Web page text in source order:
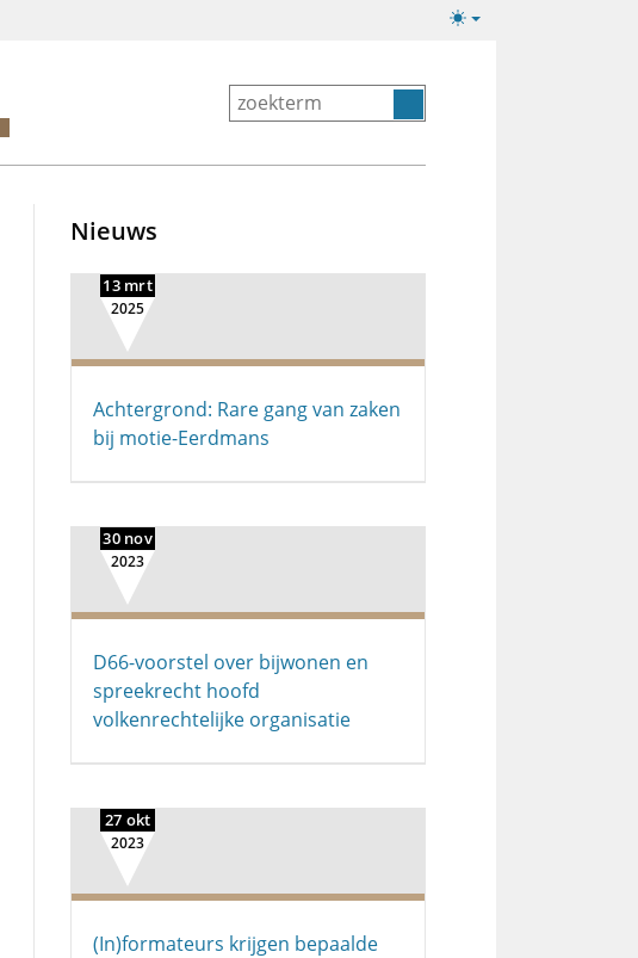
Lichte/donkere
Nieuws
13 mrt
2025
Achtergrond: Rare gang van zaken
bij motie-Eerdmans
30 nov
2023
D66-voorstel over bijwonen en
spreekrecht hoofd
volkenrechtelijke organisatie
27 okt
2023
(In)formateurs krijgen bepaalde